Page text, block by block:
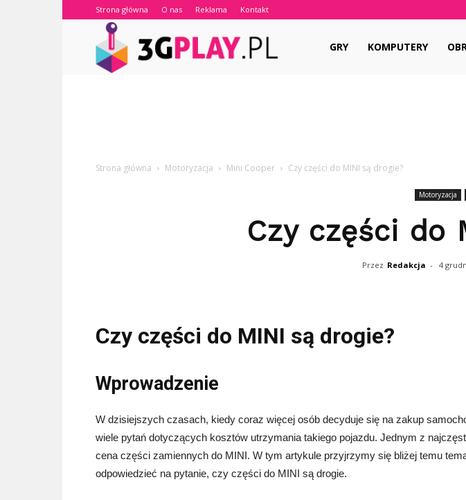
Strona główna O nas Reklama Kontakt
GRY KOMPUTERY
Strona główna Motoryzacja Mini Cooper Czy części do MINI są drogie?
Motoryzacja
Czy części do
Przez Redakcja - 4
Czy części do MINI są drogie?
Wprowadzenie
W dzisiejszych czasach, kiedy coraz więcej osób decyduje się na zakup
wiele pytań dotyczących kosztów utrzymania takiego pojazdu. Jednym z
cena części zamiennych do MINI. W tym artykule przyjrzymy się bliżej temu
odpowiedzieć na pytanie, czy części do MINI są drogie.